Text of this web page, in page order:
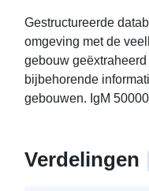
Gestructureerde
omgeving met de
gebouw
bijbehorende
gebouwen. IgM
Verdelingen